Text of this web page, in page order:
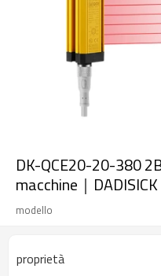
DK-QCE20-20-380
macchine｜DADISICK
modello
proprietà